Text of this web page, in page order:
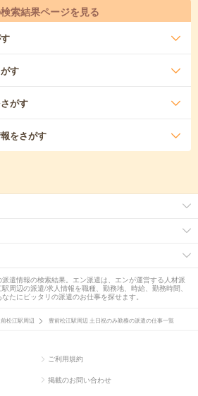
索結果ページを見る
す
がす
をさがす
遣情報の検索結果。エン派遣は、エンが運営する人材派
周辺の派遣/求人情報を職種、勤務地、時給、勤務時間、
たにピッタリの派遣のお仕事を探せます。
前松江駅周辺 豊前松江駅周辺 土日祝のみ勤務の派遣の仕事一覧
ご利用規約
掲載のお問い合わせ